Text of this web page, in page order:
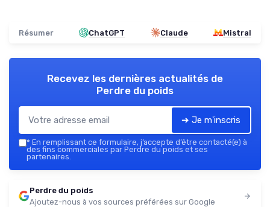
Résumer ChatGPT Claude Mistral
Recevez les dernières actualités de
Perdre du poids
➔ Je m'inscris
* En remplissant ce formulaire, j’accepte d’être contacté(e) à
des fins commerciales par Perdre du poids et ses
partenaires.
Perdre du poids
Ajoutez-nous à vos sources préférées sur Google